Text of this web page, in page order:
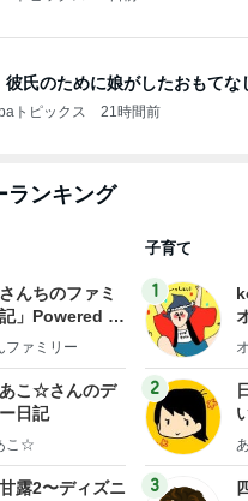
彼氏のために娘がしたおもてな
トピックス 21時間前
ランキング
さんちのファミ
」Powered b
吉田さんファ
ファミリー
こ☆さんのデ
日記
こ☆
露2〜ディズニ
子育て
1
2
3